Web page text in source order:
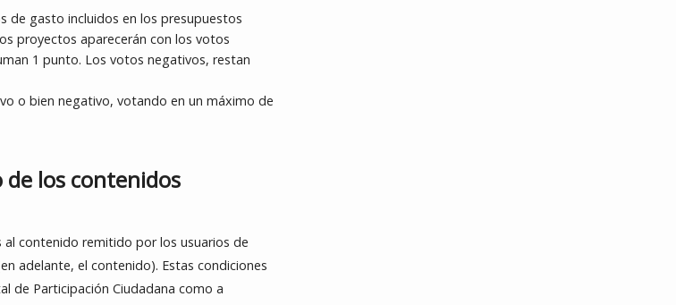
de gasto incluidos en los presupuestos
proyectos aparecerán con los votos
1 punto. Los votos negativos, restan
o bien negativo, votando en un máximo de
los contenidos
contenido remitido por los usuarios de
adelante, el contenido). Estas condiciones
de Participación Ciudadana como a